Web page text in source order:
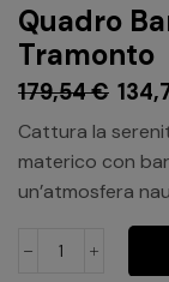
Quadro
Tramonto
179,54€
Cattura la
materico con
un’atmosfera